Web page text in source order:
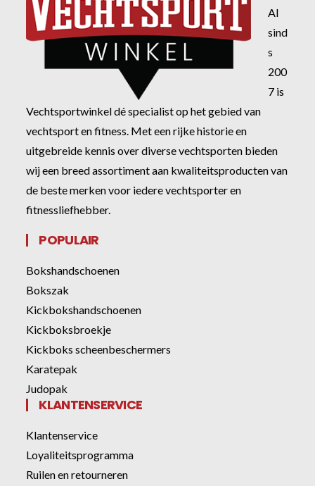
Al
sind
s
200
7 is
Vechtsportwinkel dé specialist op het gebied van
vechtsport en fitness. Met een rijke historie en
uitgebreide kennis over diverse vechtsporten bieden
wij een breed assortiment aan kwaliteitsproducten van
de beste merken voor iedere vechtsporter en
fitnessliefhebber.
POPULAIR
Bokshandschoenen
Bokszak
Kickbokshandschoenen
Kickboksbroekje
Kickboks scheenbeschermers
Karatepak
Judopak
KLANTENSERVICE
Klantenservice
Loyaliteitsprogramma
Ruilen en retourneren